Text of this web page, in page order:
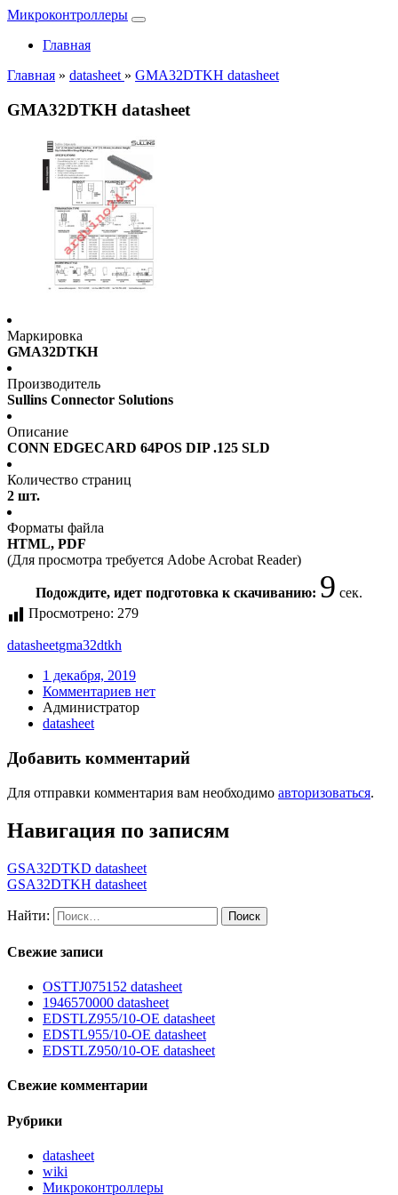
Микроконтроллеры
Главная
Главная » datasheet » GMA32DTKH datasheet
GMA32DTKH datasheet
Маркировка
GMA32DTKH
Производитель
Sullins Connector Solutions
Описание
CONN EDGECARD 64POS DIP .125 SLD
Количество страниц
2 шт.
Форматы файла
HTML, PDF
(Для просмотра требуется Adobe Acrobat Reader)
Подождите, идет подготовка к скачиванию: 9 сек.
Просмотрено: 279
datasheetgma32dtkh
1 декабря, 2019
Комментариев нет
Администратор
datasheet
Добавить комментарий
Для отправки комментария вам необходимо авторизоваться.
Навигация по записям
GSA32DTKD datasheet
GSA32DTKH datasheet
Найти:
Свежие записи
OSTTJ075152 datasheet
1946570000 datasheet
EDSTLZ955/10-OE datasheet
EDSTL955/10-OE datasheet
EDSTLZ950/10-OE datasheet
Свежие комментарии
Рубрики
datasheet
wiki
Микроконтроллеры